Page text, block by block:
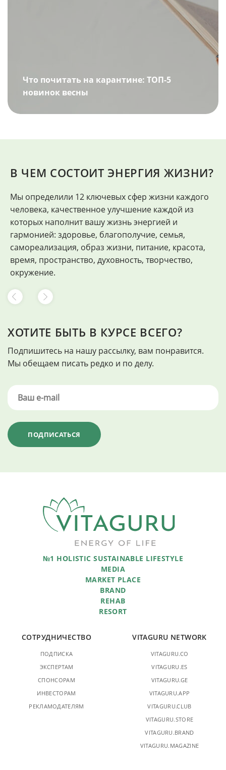
Что почитать на карантине: ТОП-5
новинок весны
В ЧЕМ СОСТОИТ ЭНЕРГИЯ ЖИЗНИ?
Мы определили 12 ключевых сфер жизни каждого
человека, качественное улучшение каждой из
которых наполнит вашу жизнь энергией и
гармонией: здоровье, благополучие, семья,
самореализация, образ жизни, питание, красота,
время, пространство, духовность, творчество,
окружение.
ХОТИТЕ БЫТЬ В КУРСЕ ВСЕГО?
Подпишитесь на нашу рассылку, вам понравится.
Мы обещаем писать редко и по делу.
№1 HOLISTIC SUSTAINABLE LIFESTYLE
MEDIA
MARKET PLACE
BRAND
REHAB
RESORT
СОТРУДНИЧЕСТВО
ПОДПИСКА
ЭКСПЕРТАМ
СПОНСОРАМ
ИНВЕСТОРАМ
РЕКЛАМОДАТЕЛЯМ
VITAGURU NETWORK
VITAGURU.CO
VITAGURU.ES
VITAGURU.GE
VITAGURU.APP
VITAGURU.CLUB
VITAGURU.STORE
VITAGURU.BRAND
VITAGURU.MAGAZINE